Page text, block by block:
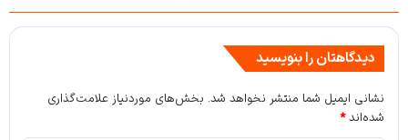
دیدگاهتان را بنویسید
نشانی ایمیل شما منتشر نخواهد شد. بخش‌های موردنیاز علامت‌گذاری
شده‌اند*